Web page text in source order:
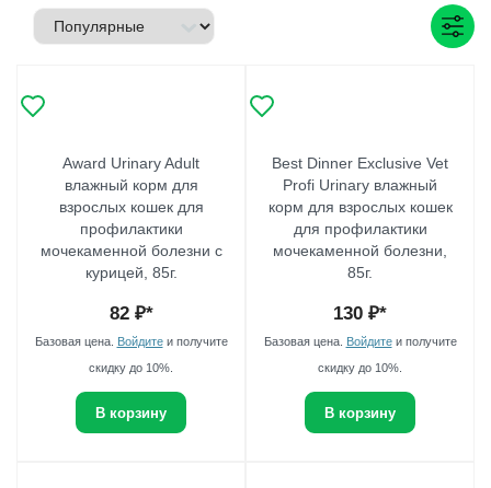
Award Urinary Adult
влажный корм для
взрослых кошек для
профилактики
мочекаменной болезни с
курицей, 85г.
82₽*
Базовая цена. Войдитеи получите
скидку до 10%.
В корзину
Best Dinner Exclusive Vet
Profi Urinary влажный
корм для взрослых кошек
для профилактики
мочекаменной болезни,
85г.
130 ₽*
Базовая цена. Войдитеи получите
скидку до 10%.
В корзину